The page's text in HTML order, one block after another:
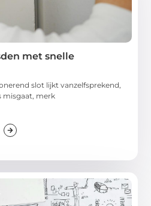
met snelle
slot lijkt vanzelfsprekend,
misgaat, merk